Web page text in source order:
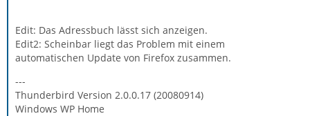
Edit: Das Adressbuch lässt sich anzeigen.
Edit2: Scheinbar liegt das Problem mit einem
automatischen Update von Firefox zusammen.
---
Thunderbird Version 2.0.0.17 (20080914)
Windows WP Home